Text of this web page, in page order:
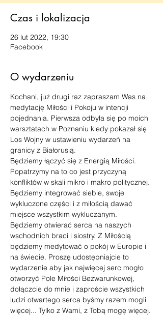
Czas i lokalizacja
26 lut 2022, 19:30
Facebook
O wydarzeniu
Kochani, już drugi raz zapraszam Was na
medytację Miłości i Pokoju w intencji
pojednania. Pierwsza odbyła się po moich
warsztatach w Poznaniu kiedy pokazał się
Los Wojny w ustawieniu wydarzeń na
granicy z Białorusią.
Będziemy łączyć się z Energią Miłości.
Popatrzymy na to co jest przyczyną
konfliktów w skali mikro i makro politycznej.
Będziemy integrować siebie, swoje
wykluczone części i z miłością dawać
miejsce wszystkim wykluczanym.
Będziemy otwierać serca na naszych
wschodnich braci i siostry. Z Miłością
będziemy medytować o pokój w Europie i
na świecie. Proszę udostępniajcie to
wydarzenie aby jak najwięcej serc mogło
otworzyć Pole Miłości Bezwarunkowej,
dołączcie do mnie i zaproście wszystkich
ludzi otwartego serca byśmy razem mogli
więcej... Tylko z Wami, z Tobą mogę więcej.